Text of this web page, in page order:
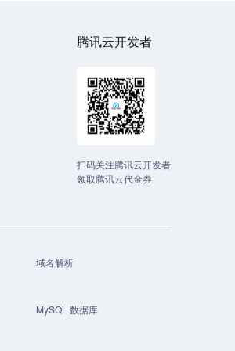
腾讯云开发者
扫码关注腾讯云开发者
领取腾讯云代金券
域名解析
MySQL 数据库